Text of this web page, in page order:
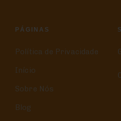
PÁGINAS
Política de Privacidade
Início
Sobre Nós
Blog